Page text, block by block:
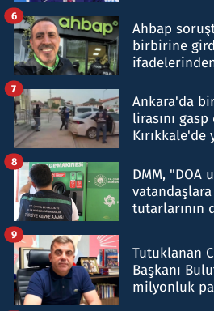
Ahbap
birbirine
6
Ankara'da
lirasını
Kırıkkale'de
7
DMM, "DOA
tutarlarının
8
Tutuklanan
Başkanı
milyonluk
9